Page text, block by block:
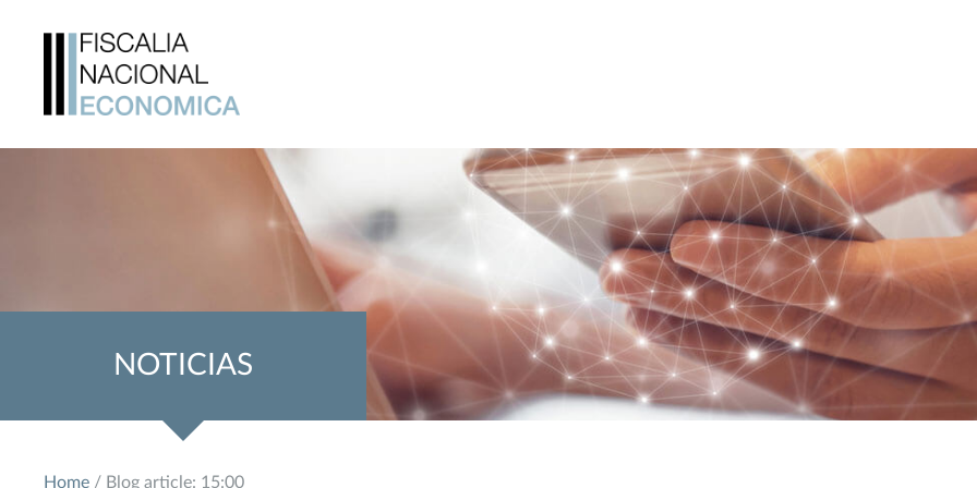
NOTICIAS
Home / Blog article: 15:00